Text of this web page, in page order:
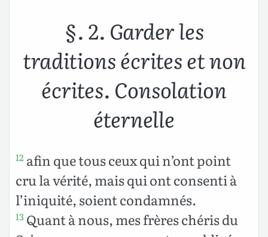
§. 2. Garder les
traditions écrites et non
écrites. Consolation
éternelle
12 afin que tous ceux qui n’ont point
cru la vérité, mais qui ont consenti à
l’iniquité, soient condamnés.
13 Quant à nous, mes frères chéris du